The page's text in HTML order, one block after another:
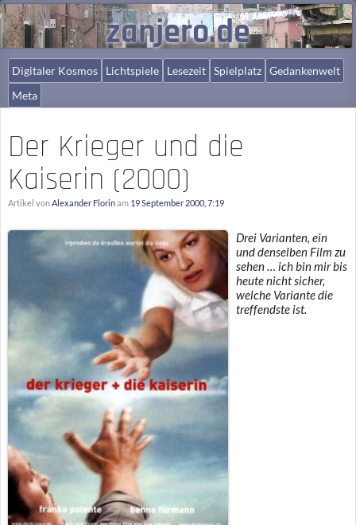
zanjero.de
Digitaler Kosmos Lichtspiele Lesezeit Spielplatz Gedankenwelt
Meta
Der Krieger und die
Kaiserin (2000)
Artikel vonAlexander Florinam 19 September 2000, 7:19
Drei Varianten, ein
und denselben Film zu
sehen … ich bin mir bis
heute nicht sicher,
welche Variante die
treffendste ist.